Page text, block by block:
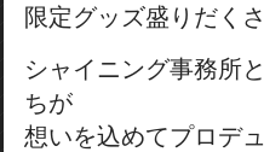
限定グッズ盛りだく
シャイニング事務所
ちが
想いを込めてプロデ